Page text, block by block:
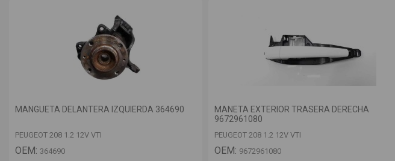
MANGUETA DELANTERA IZQUIERDA 364690
PEUGEOT 208 1.2 12V VTI
OEM: 364690
MANETA EXTERIOR TRASERA DERECHA
9672961080
PEUGEOT 208 1.2 12V VTI
OEM: 9672961080